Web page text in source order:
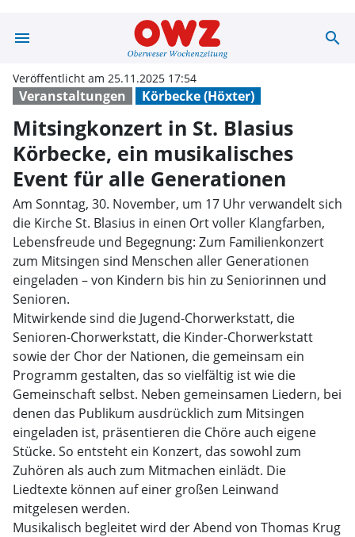
menu Mitsingkonzertsearch
Veranstaltungen Körbecke (Höxter)
Veröffentlicht am 25.11.2025 17:54
Mitsingkonzert in St. Blasius
Körbecke, ein musikalisches
Event für alle Generationen
Am Sonntag, 30. November, um 17 Uhr verwandelt sich
die Kirche St. Blasius in einen Ort voller Klangfarben,
Lebensfreude und Begegnung: Zum Familienkonzert
zum Mitsingen sind Menschen aller Generationen
eingeladen – von Kindern bis hin zu Seniorinnen und
Senioren.
Mitwirkende sind die Jugend-Chorwerkstatt, die
Senioren-Chorwerkstatt, die Kinder-Chorwerkstatt
sowie der Chor der Nationen, die gemeinsam ein
Programm gestalten, das so vielfältig ist wie die
Gemeinschaft selbst. Neben gemeinsamen Liedern, bei
denen das Publikum ausdrücklich zum Mitsingen
eingeladen ist, präsentieren die Chöre auch eigene
Stücke. So entsteht ein Konzert, das sowohl zum
Zuhören als auch zum Mitmachen einlädt. Die
Liedtexte können auf einer großen Leinwand
mitgelesen werden.
Musikalisch begleitet wird der Abend von Thomas Krug